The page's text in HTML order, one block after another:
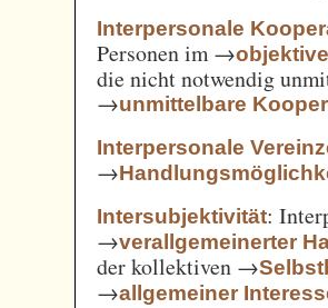
Interpersonale
Personen im →
die nicht notwendig
→unmittelbare
Interpersonale
→
Intersubjektivität:
→verallgemeinerter
der kollektiven →
→allgemeiner